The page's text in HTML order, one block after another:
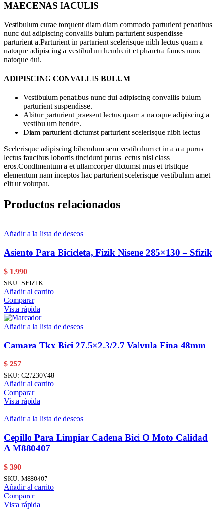
MAECENAS IACULIS
Vestibulum curae torquent diam diam commodo parturient penatibus
nunc dui adipiscing convallis bulum parturient suspendisse
parturient a.Parturient in parturient scelerisque nibh lectus quam a
natoque adipiscing a vestibulum hendrerit et pharetra fames nunc
natoque dui.
ADIPISCING CONVALLIS BULUM
Vestibulum penatibus nunc dui adipiscing convallis bulum
parturient suspendisse.
Abitur parturient praesent lectus quam a natoque adipiscing a
vestibulum hendre.
Diam parturient dictumst parturient scelerisque nibh lectus.
Scelerisque adipiscing bibendum sem vestibulum et in a a a purus
lectus faucibus lobortis tincidunt purus lectus nisl class
eros.Condimentum a et ullamcorper dictumst mus et tristique
elementum nam inceptos hac parturient scelerisque vestibulum amet
elit ut volutpat.
Productos relacionados
Añadir a la lista de deseos
Asiento Para Bicicleta, Fizik Nisene 285×130 – Sfizik
$ 1.990
SKU: SFIZIK
Añadir al carrito
Comparar
Vista rápida
Añadir a la lista de deseos
Camara Tkx Bici 27.5×2.3/2.7 Valvula Fina 48mm
$ 257
SKU: C27230V48
Añadir al carrito
Comparar
Vista rápida
Añadir a la lista de deseos
Cepillo Para Limpiar Cadena Bici O Moto Calidad
A M880407
$ 390
SKU: M880407
Añadir al carrito
Comparar
Vista rápida